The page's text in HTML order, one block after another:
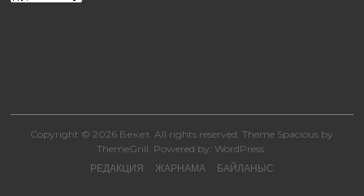
Copyright © 2026 Бекет. All rights reserved. Theme Spacious by
ThemeGrill. Powered by: WordPress.
РЕДАКЦИЯ
ЖАРНАМА БАЙЛАНЫС